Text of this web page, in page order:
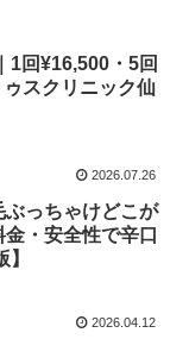
1回¥16,500・5回
スクリニック仙
2026.07.26
っちゃけどこが
・安全性で辛口
2026.04.12